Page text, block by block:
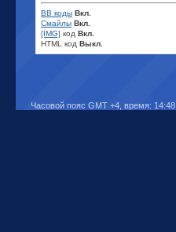
BB коды Вкл.
Смайлы Вкл.
[IMG] код Вкл.
HTML код Выкл.
Часовой пояс GMT +4, время: 14:48